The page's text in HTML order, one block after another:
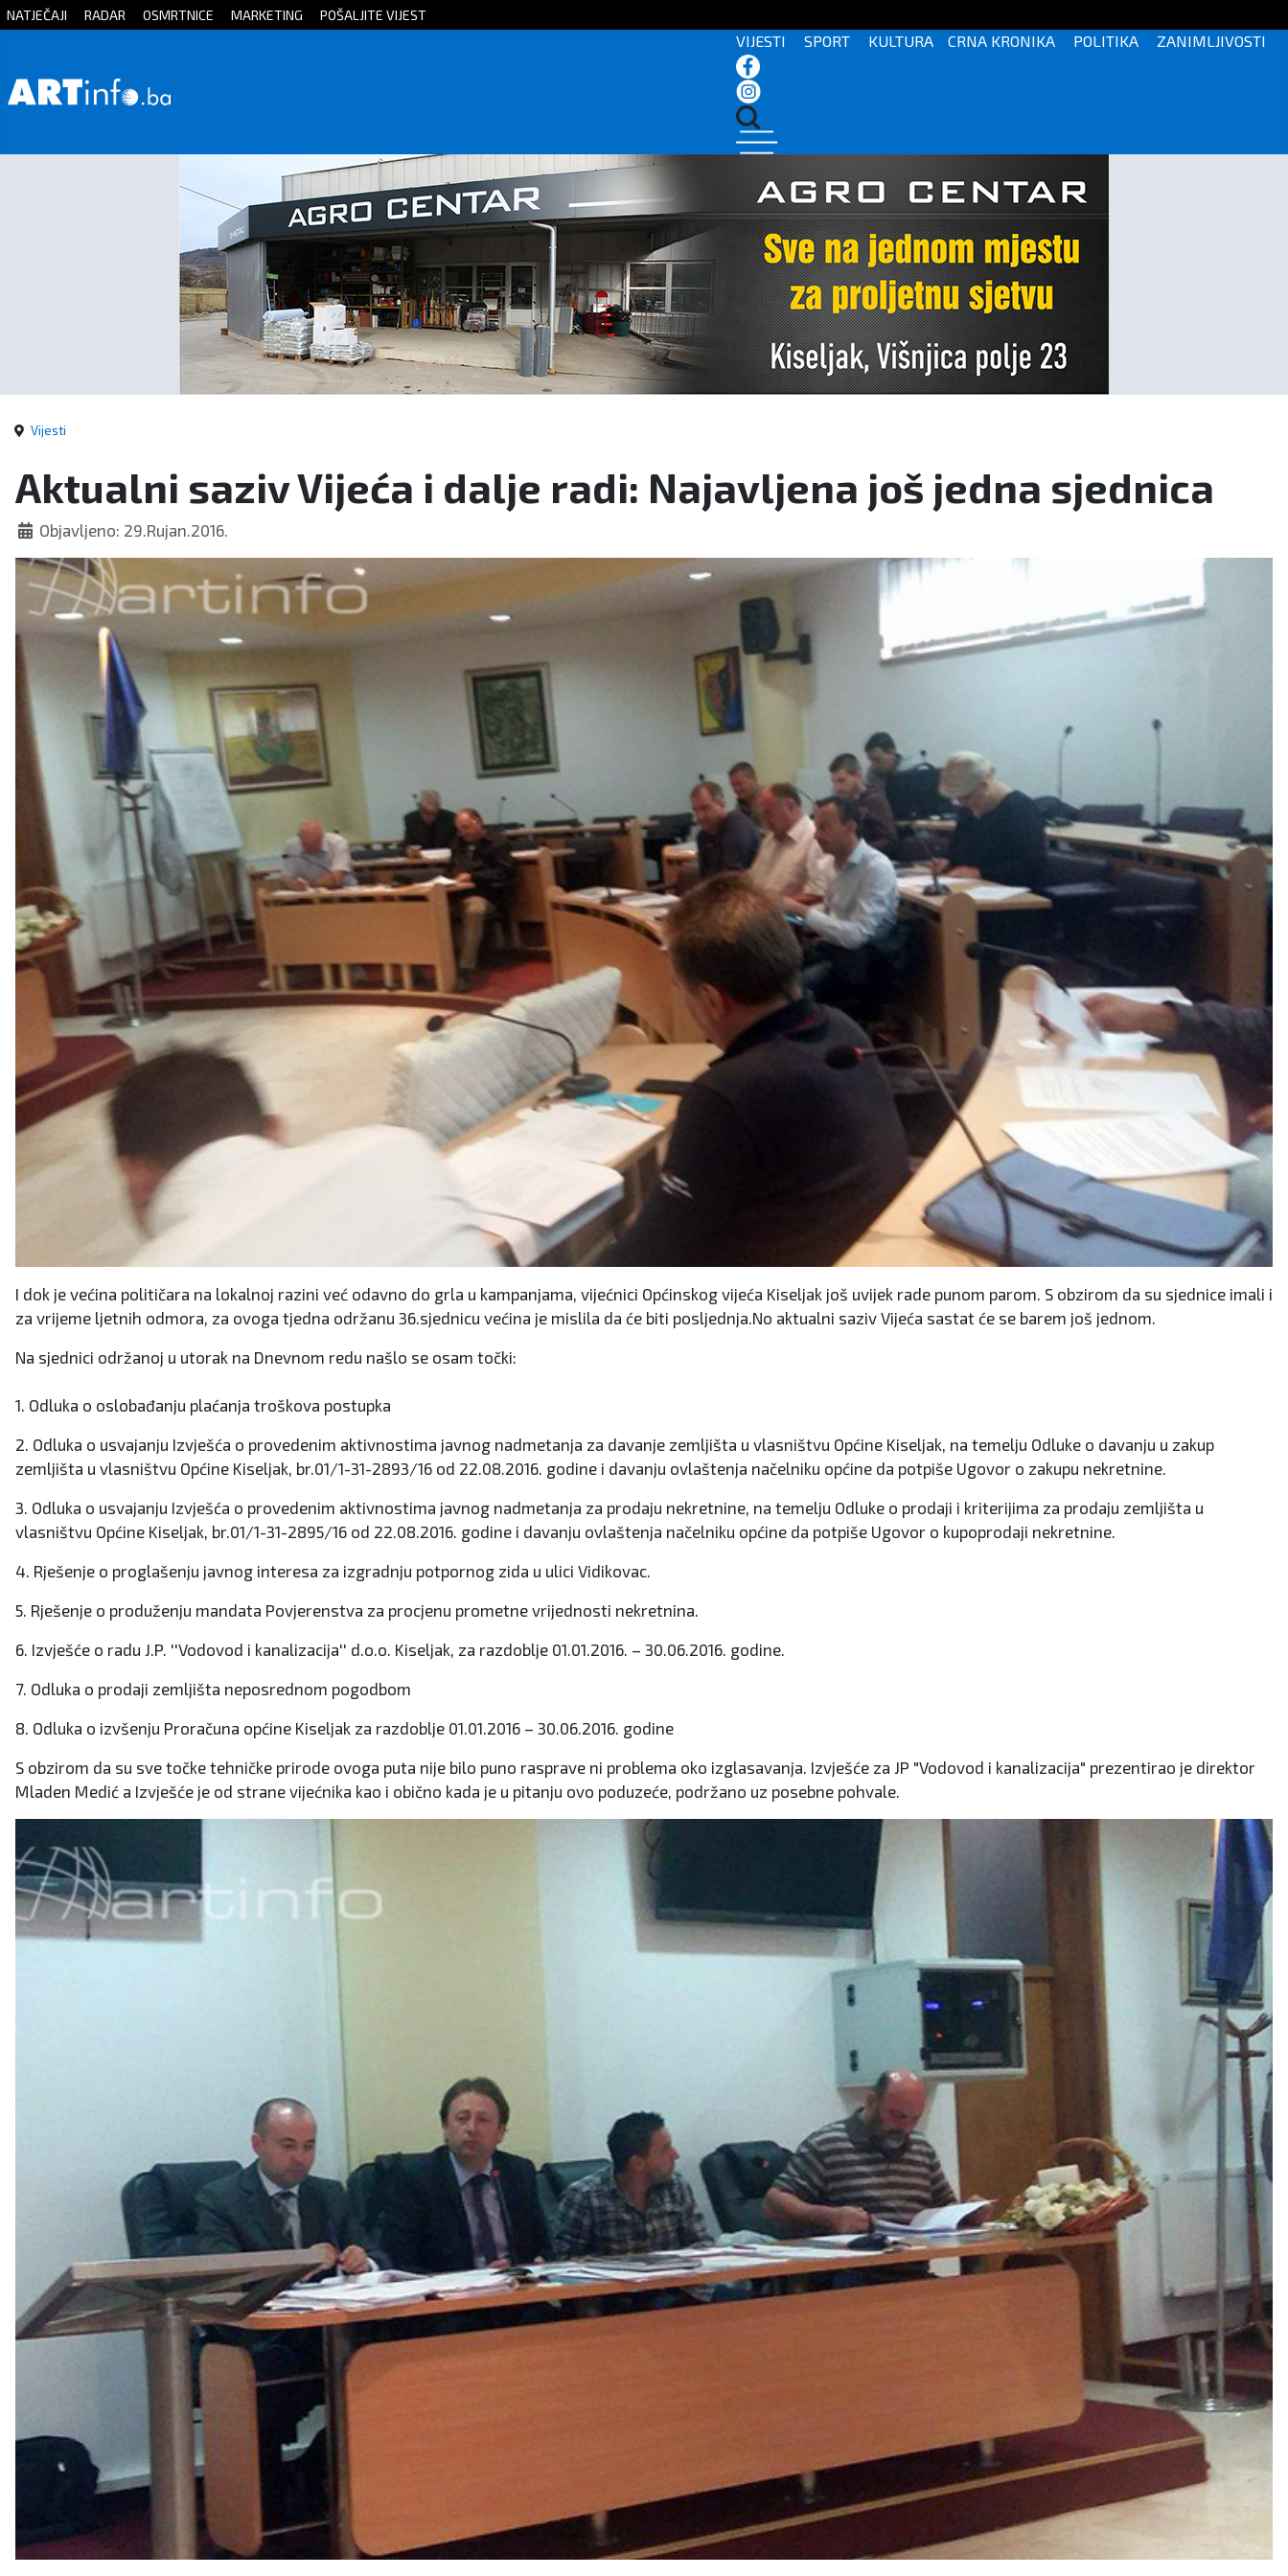
Početna
Zanimljivosti
NATJEČAJI RADAR OSMRTNICE MARKETING POŠALJITE VIJEST
VIJESTI SPORT KULTURA CRNA KRONIKA POLITIKA ZANIMLJIVOSTI
Vijesti
Aktualni saziv Vijeća i dalje radi: Najavljena još jedna sjednica
Objavljeno: 29.Rujan.2016.
I dok je većina političara na lokalnoj razini već odavno do grla u kampanjama, vijećnici Općinskog vijeća Kiseljak još uvijek rade punom parom. S obzirom da su sjednice imali i
za vrijeme ljetnih odmora, za ovoga tjedna održanu 36.sjednicu većina je mislila da će biti posljednja.No aktualni saziv Vijeća sastat će se barem još jednom.
Na sjednici održanoj u utorak na Dnevnom redu našlo se osam točki:
1. Odluka o oslobađanju plaćanja troškova postupka
2. Odluka o usvajanju Izvješća o provedenim aktivnostima javnog nadmetanja za davanje zemljišta u vlasništvu Općine Kiseljak, na temelju Odluke o davanju u zakup
zemljišta u vlasništvu Općine Kiseljak, br.01/1-31-2893/16 od 22.08.2016. godine i davanju ovlaštenja načelniku općine da potpiše Ugovor o zakupu nekretnine.
3. Odluka o usvajanju Izvješća o provedenim aktivnostima javnog nadmetanja za prodaju nekretnine, na temelju Odluke o prodaji i kriterijima za prodaju zemljišta u
vlasništvu Općine Kiseljak, br.01/1-31-2895/16 od 22.08.2016. godine i davanju ovlaštenja načelniku općine da potpiše Ugovor o kupoprodaji nekretnine.
4. Rješenje o proglašenju javnog interesa za izgradnju potpornog zida u ulici Vidikovac.
5. Rješenje o produženju mandata Povjerenstva za procjenu prometne vrijednosti nekretnina.
6. Izvješće o radu J.P. ''Vodovod i kanalizacija'' d.o.o. Kiseljak, za razdoblje 01.01.2016. – 30.06.2016. godine.
7. Odluka o prodaji zemljišta neposrednom pogodbom
8. Odluka o izvšenju Proračuna općine Kiseljak za razdoblje 01.01.2016 – 30.06.2016. godine
S obzirom da su sve točke tehničke prirode ovoga puta nije bilo puno rasprave ni problema oko izglasavanja. Izvješće za JP "Vodovod i kanalizacija" prezentirao je direktor
Mladen Medić a Izvješće je od strane vijećnika kao i obično kada je u pitanju ovo poduzeće, podržano uz posebne pohvale.